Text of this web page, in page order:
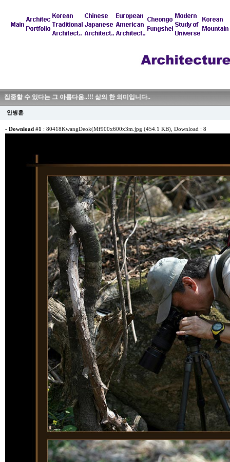
집중할 수 있다는 그 아름다움..!!! 삶의 한 의미입니다..
안병훈
- Download #1 : 80418KwangDeok(Mf900x600x3m.jpg (454.1 KB) , Download : 8